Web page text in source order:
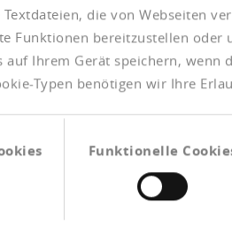
Textdateien, die von Webseiten
Funktionen bereitzustellen
auf Ihrem Gerät speichern, wenn
Typen benötigen wir Ihre
Funktionelle